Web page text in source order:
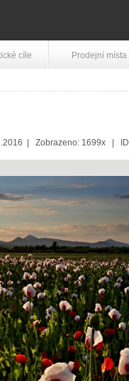
cíle Prodejní místa
| Zobrazeno: 1699x |